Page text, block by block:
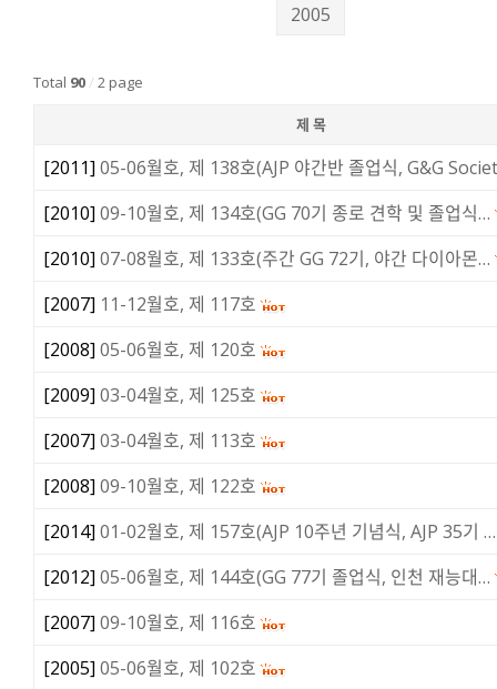
2005
Total 90 / 2 page
제 목
[2011] 05-06월호, 제 138호(AJP 야간반 졸업식, G&G
[2010] 09-10월호, 제 134호(GG 70기 종로 견학 및 졸업식…
[2010] 07-08월호, 제 133호(주간 GG 72기, 야간 다이아몬…
[2007] 11-12월호, 제 117호
[2008] 05-06월호, 제 120호
[2009] 03-04월호, 제 125호
[2007] 03-04월호, 제 113호
[2008] 09-10월호, 제 122호
[2014] 01-02월호, 제 157호(AJP 10주년 기념식, AJP 35기 …
[2012] 05-06월호, 제 144호(GG 77기 졸업식, 인천 재능대…
[2007] 09-10월호, 제 116호
[2005] 05-06월호, 제 102호